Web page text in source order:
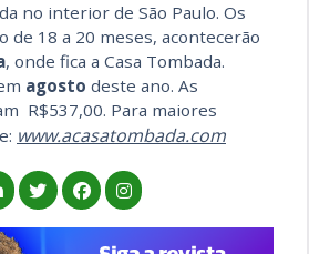
no interior de São Paulo. Os
de 18 a 20 meses, acontecerão
, onde fica a Casa Tombada.
agosto deste ano. As
R$537,00. Para maiores
www.acasatombada.com